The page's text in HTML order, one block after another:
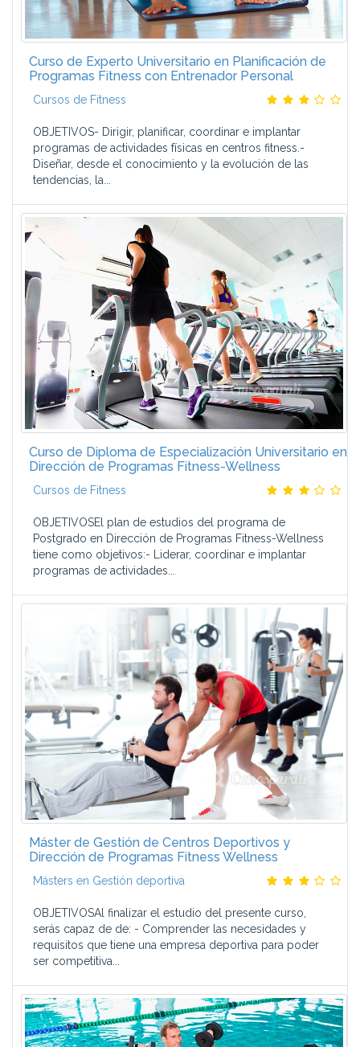
Curso de Experto Universitario en Planificación de
Programas Fitness con Entrenador Personal
Cursos de Fitness
OBJETIVOS- Dirigir, planificar, coordinar e implantar
programas de actividades físicas en centros fitness.-
Diseñar, desde el conocimiento y la evolución de las
tendencias, la...
Curso de Diploma de Especialización Universitario en
Dirección de Programas Fitness-Wellness
Cursos de Fitness
OBJETIVOSEl plan de estudios del programa de
Postgrado en Dirección de Programas Fitness-Wellness
tiene como objetivos:- Liderar, coordinar e implantar
programas de actividades...
Máster de Gestión de Centros Deportivos y
Dirección de Programas Fitness Wellness
Másters en Gestión deportiva
OBJETIVOSAl finalizar el estudio del presente curso,
serás capaz de de: - Comprender las necesidades y
requisitos que tiene una empresa deportiva para poder
ser competitiva...